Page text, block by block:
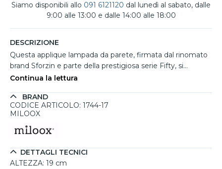
Siamo disponibili allo 091 6121120 dal lunedì al sabato, dalle
9:00 alle 13:00 e dalle 14:00 alle 18:00
DESCRIZIONE
Questa applique lampada da parete, firmata dal rinomato
brand Sforzin e parte della prestigiosa serie Fifty, si
distingue per il suo design raffinato e originale. La struttura
diffusore in vetro soffiato bianco opale, creando un
perfetto equilibrio tra eleganza e funzionalità. Il diffusore è
curve e contorni per un effetto visivo accattivante. Questa
orientabile, che consente di dirigere il fascio luminoso per
un'illuminazione diffusa ideale. Compatibile con lampadine
Continua la lettura
BRAND
CODICE ARTICOLO: 1744-17
MILOOX
DETTAGLI TECNICI
ALTEZZA: 19 cm